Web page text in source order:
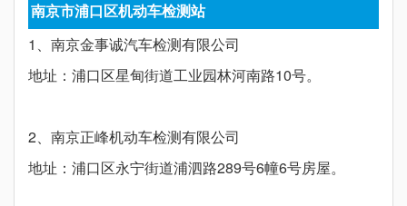
南京市浦口区机动车检测站
1、南京金事诚汽车检测有限公司
地址：浦口区星甸街道工业园林河南路10号。
2、南京正峰机动车检测有限公司
地址：浦口区永宁街道浦泗路289号6幢6号房屋。